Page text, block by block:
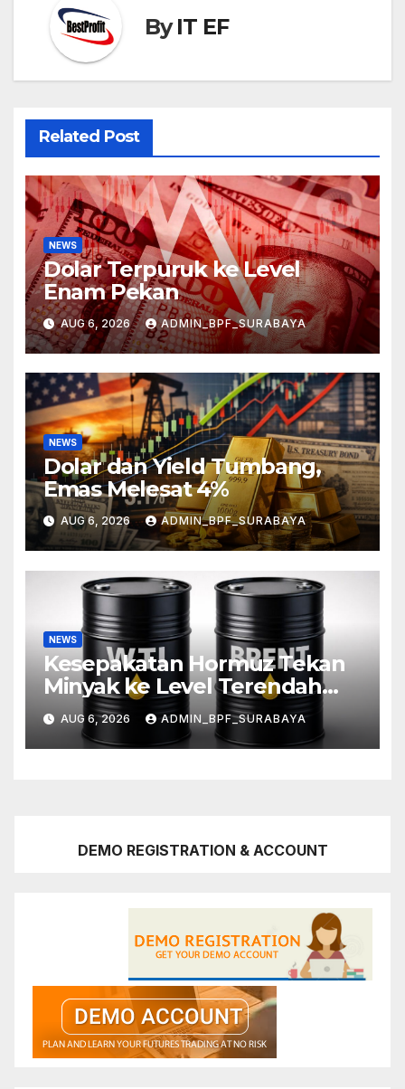
ByIT EF
Related Post
NEWS
Dolar Terpuruk ke Level
Enam Pekan
AUG 6, 2026 ADMIN_BPF_SURABAYA
NEWS
Dolar dan Yield Tumbang,
Emas Melesat 4%
AUG 6, 2026 ADMIN_BPF_SURABAYA
NEWS
Kesepakatan Hormuz Tekan
Minyak ke Level Terendah
Sebulan
AUG 6, 2026 ADMIN_BPF_SURABAYA
DEMO REGISTRATION & ACCOUNT